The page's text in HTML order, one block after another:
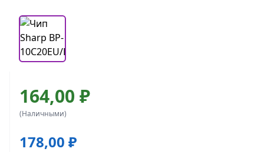
164,00 ₽
(Наличными)
178,00 ₽